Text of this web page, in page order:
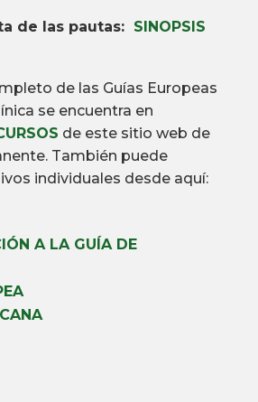
de las pautas: SINOPSIS
de las Guías Europeas
se encuentra en
de este sitio web de
También puede
individuales desde aquí:
A LA GUÍA DE